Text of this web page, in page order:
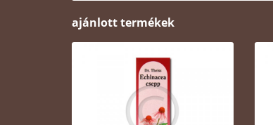
ajánlott termékek